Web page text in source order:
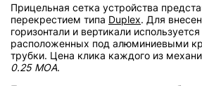
Прицельная сетка устройства
перекрестием типа Duplex. Для
горизонтали и вертикали
расположенных под алюминиевыми
трубки. Цена клика каждого из
0.25 МОА.